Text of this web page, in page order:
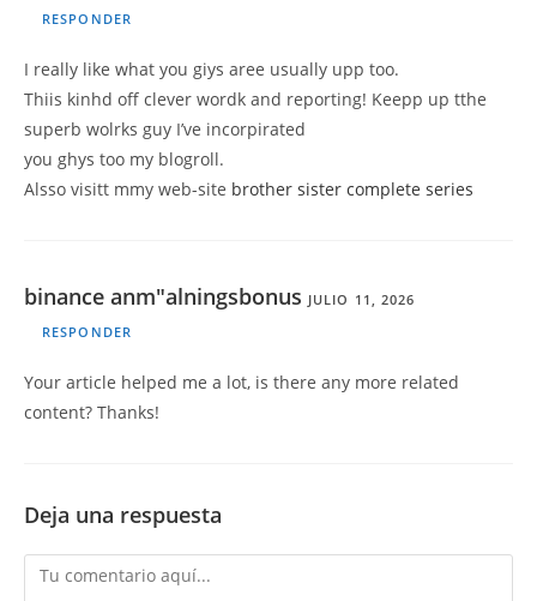
RESPONDER
I really like what you giys aree usually upp too.
Thiis kinhd off clever wordk and reporting! Keepp up tthe
superb wolrks guy I’ve incorpirated
you ghys too my blogroll.
Alsso visitt mmy web-site brother sister complete series
binance anm"alningsbonus JULIO 11, 2026
RESPONDER
Your article helped me a lot, is there any more related
content? Thanks!
Deja una respuesta